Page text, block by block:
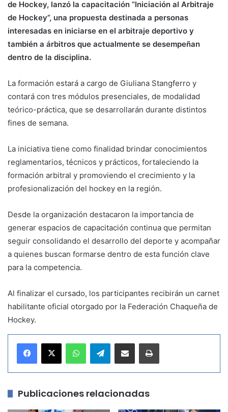
de Hockey, lanzó la capacitación “Iniciación al Arbitraje
de Hockey”, una propuesta destinada a personas
interesadas en iniciarse en el arbitraje deportivo y
también a árbitros que actualmente se desempeñan
dentro de la disciplina.
La formación estará a cargo de Giuliana Stangferro y
contará con tres módulos presenciales, de modalidad
teórico-práctica, que se desarrollarán durante distintos
fines de semana.
La iniciativa tiene como finalidad brindar conocimientos
reglamentarios, técnicos y prácticos, fortaleciendo la
formación arbitral y promoviendo el crecimiento y la
profesionalización del hockey en la región.
Desde la organización destacaron la importancia de
generar espacios de capacitación continua que permitan
seguir consolidando el desarrollo del deporte y acompañar
a quienes buscan formarse dentro de esta función clave
para la competencia.
Al finalizar el cursado, los participantes recibirán un carnet
habilitante oficial otorgado por la Federación Chaqueña de
Hockey.
Telegram
Publicaciones relacionadas